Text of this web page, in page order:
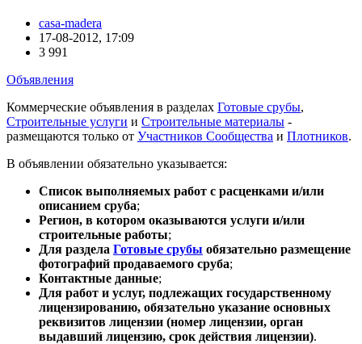
casa-madera
17-08-2012, 17:09
3 991
Объявления
Коммерческие объявления в разделах Готовые срубы,
Строительные услуги и Строительные материалы -
размещаются только от Участников Сообщества и Плотников.
В объявлении обязательно указывается:
Список выполняемых работ с расценками и/или
описанием сруба;
Регион, в котором оказываются услуги и/или
строительные работы;
Для раздела Готовые срубы обязательно размещение
фотографий продаваемого сруба;
Контактные данные;
Для работ и услуг, подлежащих государственному
лицензированию, обязательно указание основных
реквизитов лицензии (номер лицензии, орган
выдавший лицензию, срок действия лицензии).